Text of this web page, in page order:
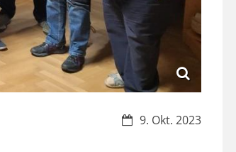
Datum:9. Okt. 2023